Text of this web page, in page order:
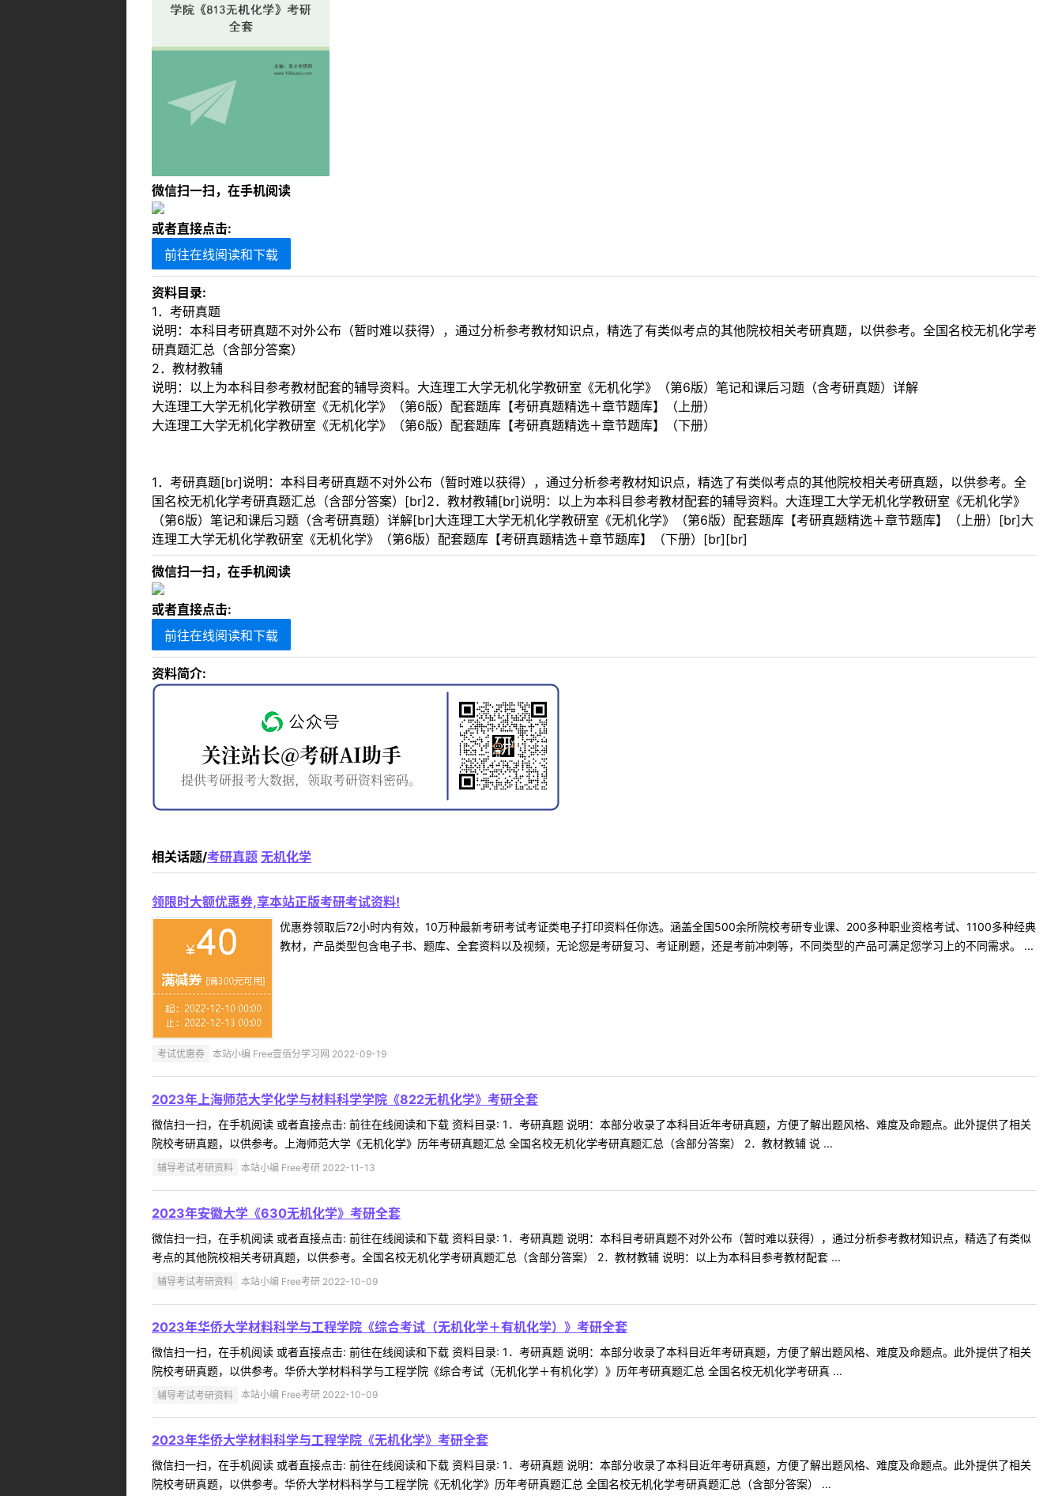
微信扫一扫，在手机阅读
或者直接点击:
前往在线阅读和下载
资料目录:
1．考研真题
说明：本科目考研真题不对外公布（暂时难以获得），通过分析参考教材知识点，精选了有类似考点的其他院校相关考研真题，以供参考。全国名校无机化学考
研真题汇总（含部分答案）
2．教材教辅
说明：以上为本科目参考教材配套的辅导资料。大连理工大学无机化学教研室《无机化学》（第6版）笔记和课后习题（含考研真题）详解
大连理工大学无机化学教研室《无机化学》（第6版）配套题库【考研真题精选＋章节题库】（上册）
大连理工大学无机化学教研室《无机化学》（第6版）配套题库【考研真题精选＋章节题库】（下册）
1．考研真题[br]说明：本科目考研真题不对外公布（暂时难以获得），通过分析参考教材知识点，精选了有类似考点的其他院校相关考研真题，以供参考。全
国名校无机化学考研真题汇总（含部分答案）[br]2．教材教辅[br]说明：以上为本科目参考教材配套的辅导资料。大连理工大学无机化学教研室《无机化学》
（第6版）笔记和课后习题（含考研真题）详解[br]大连理工大学无机化学教研室《无机化学》（第6版）配套题库【考研真题精选＋章节题库】（上册）[br]大
连理工大学无机化学教研室《无机化学》（第6版）配套题库【考研真题精选＋章节题库】（下册）[br][br]
微信扫一扫，在手机阅读
或者直接点击:
前往在线阅读和下载
资料简介:
相关话题/考研真题 无机化学
领限时大额优惠券,享本站正版考研考试资料!
优惠券领取后72小时内有效，10万种最新考研考试考证类电子打印资料任你选。涵盖全国500余所院校考研专业课、200多种职业资格考试、1100多种经典
教材，产品类型包含电子书、题库、全套资料以及视频，无论您是考研复习、考证刷题，还是考前冲刺等，不同类型的产品可满足您学习上的不同需求。 ...
考试优惠券 本站小编 Free壹佰分学习网 2022-09-19
2023年上海师范大学化学与材料科学学院《822无机化学》考研全套
微信扫一扫，在手机阅读 或者直接点击: 前往在线阅读和下载 资料目录: 1．考研真题 说明：本部分收录了本科目近年考研真题，方便了解出题风格、难度及命题点。此外提供了相关
院校考研真题，以供参考。上海师范大学《无机化学》历年考研真题汇总 全国名校无机化学考研真题汇总（含部分答案） 2．教材教辅 说 ...
辅导考试考研资料 本站小编 Free考研 2022-11-13
2023年安徽大学《630无机化学》考研全套
微信扫一扫，在手机阅读 或者直接点击: 前往在线阅读和下载 资料目录: 1．考研真题 说明：本科目考研真题不对外公布（暂时难以获得），通过分析参考教材知识点，精选了有类似
考点的其他院校相关考研真题，以供参考。全国名校无机化学考研真题汇总（含部分答案） 2．教材教辅 说明：以上为本科目参考教材配套 ...
辅导考试考研资料 本站小编 Free考研 2022-10-09
2023年华侨大学材料科学与工程学院《综合考试（无机化学＋有机化学）》考研全套
微信扫一扫，在手机阅读 或者直接点击: 前往在线阅读和下载 资料目录: 1．考研真题 说明：本部分收录了本科目近年考研真题，方便了解出题风格、难度及命题点。此外提供了相关
院校考研真题，以供参考。华侨大学材料科学与工程学院《综合考试（无机化学＋有机化学）》历年考研真题汇总 全国名校无机化学考研真 ...
辅导考试考研资料 本站小编 Free考研 2022-10-09
2023年华侨大学材料科学与工程学院《无机化学》考研全套
微信扫一扫，在手机阅读 或者直接点击: 前往在线阅读和下载 资料目录: 1．考研真题 说明：本部分收录了本科目近年考研真题，方便了解出题风格、难度及命题点。此外提供了相关
院校考研真题，以供参考。华侨大学材料科学与工程学院《无机化学》历年考研真题汇总 全国名校无机化学考研真题汇总（含部分答案） ...